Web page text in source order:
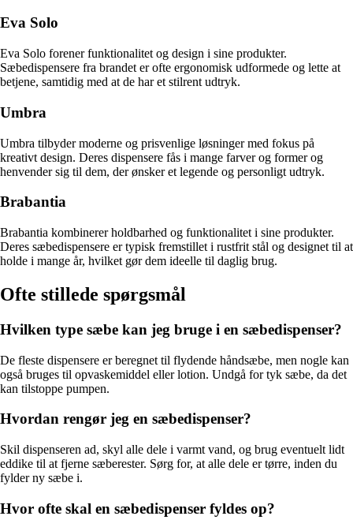
Eva Solo
Eva Solo forener funktionalitet og design i sine produkter.
Sæbedispensere fra brandet er ofte ergonomisk udformede og lette at
betjene, samtidig med at de har et stilrent udtryk.
Umbra
Umbra tilbyder moderne og prisvenlige løsninger med fokus på
kreativt design. Deres dispensere fås i mange farver og former og
henvender sig til dem, der ønsker et legende og personligt udtryk.
Brabantia
Brabantia kombinerer holdbarhed og funktionalitet i sine produkter.
Deres sæbedispensere er typisk fremstillet i rustfrit stål og designet til at
holde i mange år, hvilket gør dem ideelle til daglig brug.
Ofte stillede spørgsmål
Hvilken type sæbe kan jeg bruge i en sæbedispenser?
De fleste dispensere er beregnet til flydende håndsæbe, men nogle kan
også bruges til opvaskemiddel eller lotion. Undgå for tyk sæbe, da det
kan tilstoppe pumpen.
Hvordan rengør jeg en sæbedispenser?
Skil dispenseren ad, skyl alle dele i varmt vand, og brug eventuelt lidt
eddike til at fjerne sæberester. Sørg for, at alle dele er tørre, inden du
fylder ny sæbe i.
Hvor ofte skal en sæbedispenser fyldes op?